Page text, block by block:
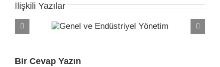
İlişkili Yazılar
Bir Cevap Yazın